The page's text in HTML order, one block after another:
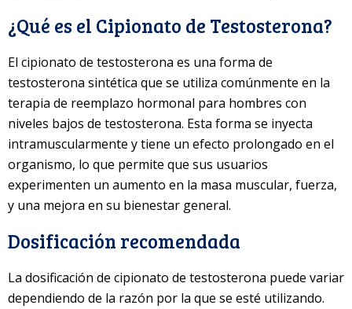
¿Qué es el Cipionato de Testosterona?
El cipionato de testosterona es una forma de
testosterona sintética que se utiliza comúnmente en la
terapia de reemplazo hormonal para hombres con
niveles bajos de testosterona. Esta forma se inyecta
intramuscularmente y tiene un efecto prolongado en el
organismo, lo que permite que sus usuarios
experimenten un aumento en la masa muscular, fuerza,
y una mejora en su bienestar general.
Dosificación recomendada
La dosificación de cipionato de testosterona puede variar
dependiendo de la razón por la que se esté utilizando.